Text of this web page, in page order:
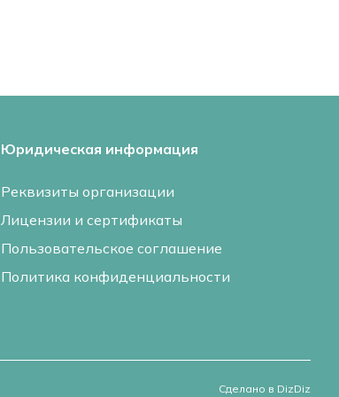
Юридическая информация
Реквизиты организации
Лицензии и сертификаты
Пользовательское соглашение
Политика конфиденциальности
Сделано в DizDiz